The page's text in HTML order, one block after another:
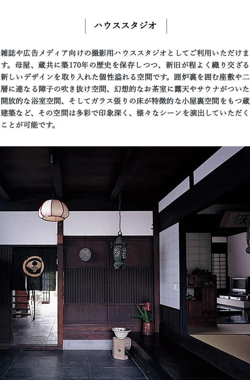
ハウススタジオ
雑誌や広告メディア向けの撮影用ハウススタジオとしてご利用いただけま
す。母屋、蔵共に築170年の歴史を保存しつつ、新旧が程よく織り交ざる
新しいデザインを取り入れた個性溢れる空間です。囲炉裏を囲む座敷や二
層に連なる障子の吹き抜け空間、幻想的なお茶室に露天やサウナがついた
開放的な浴室空間、そしてガラス張りの床が特徴的な小屋裏空間をもつ蔵
建築など、その空間は多彩で印象深く、様々なシーンを演出していただく
ことが可能です。